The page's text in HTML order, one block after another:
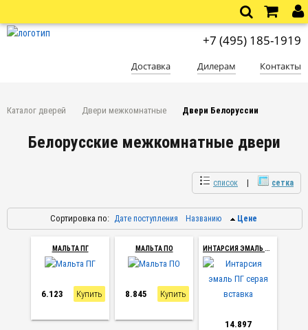
Доставка Дилерам Контакты
+7 (495) 185-1919
Каталог дверей Двери межкомнатные Двери Белоруссии
Белорусские межкомнатные двери
список сетка
Сортировка по: Дате поступления Названию Цене
МАЛЬТА ПГ
6.123 Купить
МАЛЬТА ПО
8.845 Купить
И
НТАРСИЯ ЭМАЛЬ ПГ СЕРАЯ ВСТАВКА
14.897